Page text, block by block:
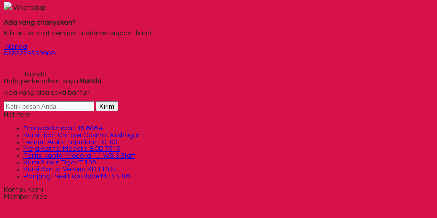
Whatsapp
Ada yang ditanyakan?
Klik untuk chat dengan customer support kami
Nanda
6282229539969
Nanda
Halo, perkenalkan saya Nanda
Ada yang bisa saya bantu?
Kirim
Hot Item
Brankas Ichiban HS 806 A
Kursi Lipat Chitose Cosmo Daishogun
Lemari Arsip Emporium EC-03
Meja Kantor Modera BOD 7515
Partisi kantor Modera 1.1 WS 3 Staff
Kursi Susun Tiger T 108
Kursi Kantor Verona KD 110 STL
Ranjang Besi Expo Type M-BB-06
Kontak Kami
Member Area